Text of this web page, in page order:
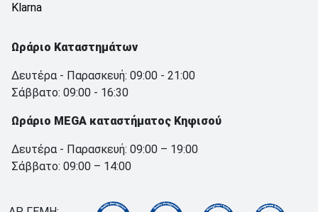
Klarna
Ωράριο Καταστημάτων
Δευτέρα - Παρασκευή: 09:00 - 21:00
Σάββατο: 09:00 - 16:30
Ωράριο MEGA καταστήματος Κηφισού
Δευτέρα - Παρασκευή: 09:00 – 19:00
Σάββατο: 09:00 – 14:00